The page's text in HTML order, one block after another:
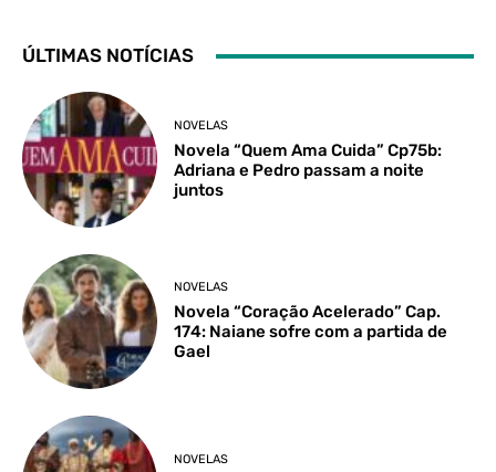
ÚLTIMAS NOTÍCIAS
NOVELAS
Novela “Quem Ama Cuida” Cp75b:
Adriana e Pedro passam a noite
juntos
NOVELAS
Novela “Coração Acelerado” Cap.
174: Naiane sofre com a partida de
Gael
NOVELAS